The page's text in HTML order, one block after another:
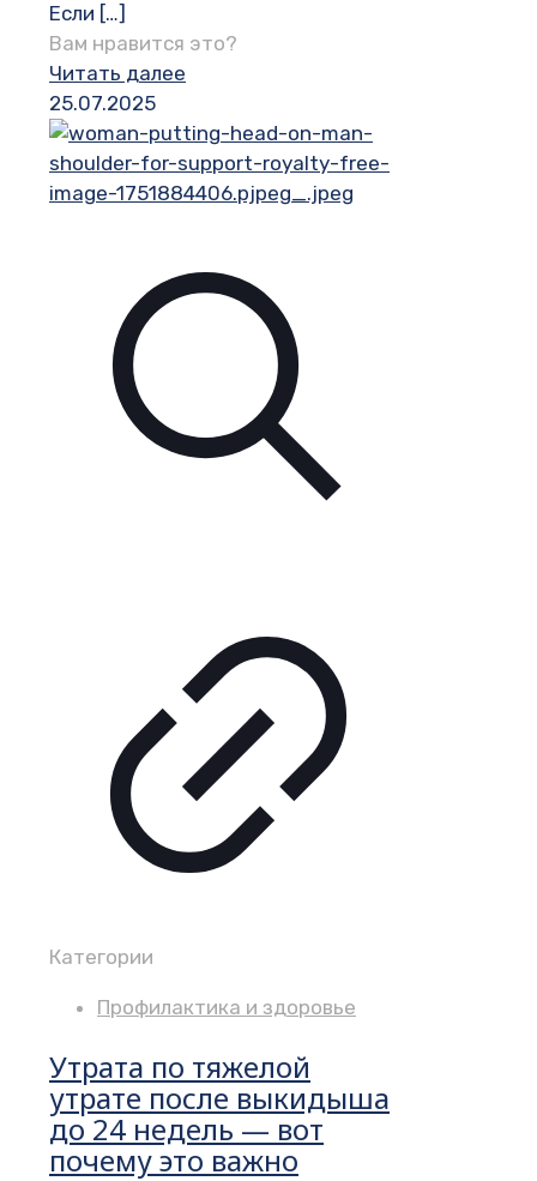
Если […]
Вам нравится это?
Читать далее
25.07.2025
Категории
Профилактика и здоровье
Утрата по тяжелой
утрате после выкидыша
до 24 недель — вот
почему это важно